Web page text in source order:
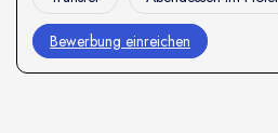
Bewerbung einreichen